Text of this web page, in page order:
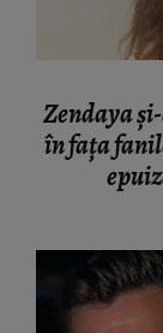
Zendaya
în fața